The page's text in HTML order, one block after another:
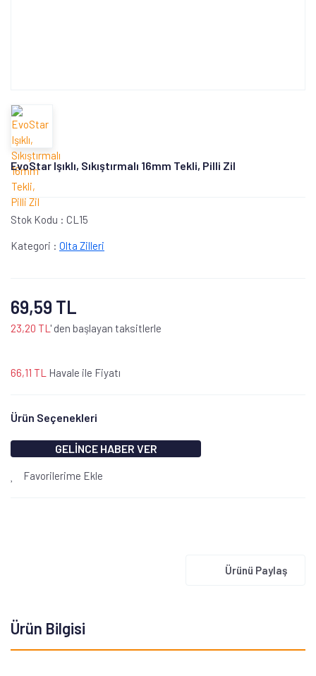
EvoStar Işıklı, Sıkıştırmalı 16mm Tekli, Pilli Zil
Stok Kodu : CL15
Kategori : Olta Zilleri
69,59 TL
23,20 TL ' den başlayan taksitlerle
66,11 TL Havale ile Fiyatı
Ürün Seçenekleri
GELİNCE HABER VER
Favorilerime Ekle
Ürünü Paylaş
Ürün Bilgisi